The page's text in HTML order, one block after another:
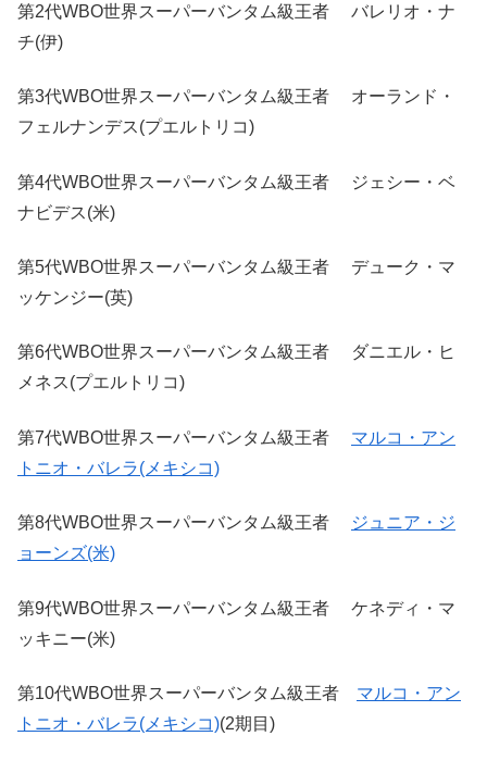
第2代WBO世界スーパーバンタム級王者 バレリオ・ナ
チ(伊)
第3代WBO世界スーパーバンタム級王者 オーランド・
フェルナンデス(プエルトリコ)
第4代WBO世界スーパーバンタム級王者 ジェシー・ベ
ナビデス(米)
第5代WBO世界スーパーバンタム級王者 デューク・マ
ッケンジー(英)
第6代WBO世界スーパーバンタム級王者 ダニエル・ヒ
メネス(プエルトリコ)
第7代WBO世界スーパーバンタム級王者 マルコ・アン
トニオ・バレラ(メキシコ)
第8代WBO世界スーパーバンタム級王者
ジュニア・ジ
ョーンズ(米)
第9代WBO世界スーパーバンタム級王者 ケネディ・マ
ッキニー(米)
第10代WBO世界スーパーバンタム級王者 マルコ・アン
トニオ・バレラ(メキシコ)(2期目)